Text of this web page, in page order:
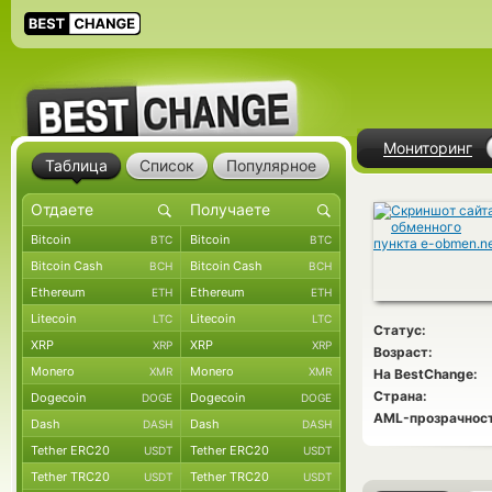
Мониторинг
Статус:
Возраст:
На BestChange:
Страна:
AML-
Таблица Список Популярное
Bitcoin BTC Bitcoin BTC
Bitcoin Cash BCH Bitcoin Cash BCH
Ethereum ETH Ethereum ETH
Litecoin LTC Litecoin LTC
XRP XRP XRP XRP
Monero XMR Monero XMR
Dogecoin DOGE Dogecoin DOGE
Dash DASH Dash DASH
Tether ERC20 USDT Tether ERC20 USDT
Tether TRC20 USDT Tether TRC20 USDT